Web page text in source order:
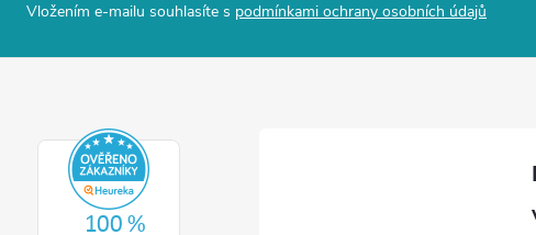
Vložením e-mailu souhlasíte s podmínkami ochrany osobních údajů